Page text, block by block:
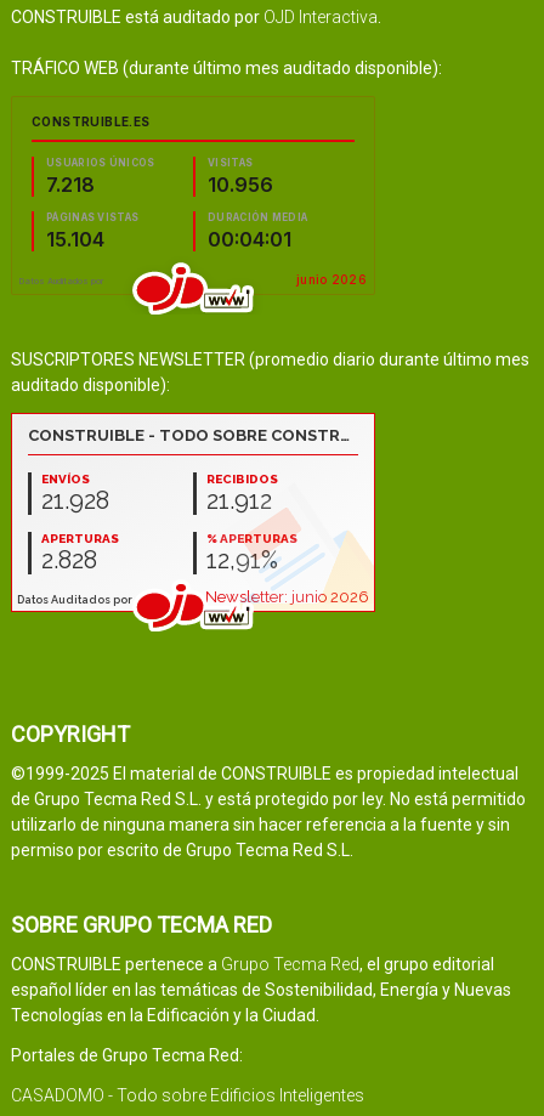
CONSTRUIBLE está auditado por OJD Interactiva
TRÁFICO WEB (durante último mes auditado disponible):
SUSCRIPTORES NEWSLETTER (promedio diario durante último mes
auditado disponible):
COPYRIGHT
©1999-2025 El material de CONSTRUIBLE es propiedad intelectual
de Grupo Tecma Red S.L. y está protegido por ley. No está permitido
utilizarlo de ninguna manera sin hacer referencia a la fuente y sin
permiso por escrito de Grupo Tecma Red S.L.
SOBRE GRUPO TECMA RED
CONSTRUIBLE pertenece a Grupo Tecma Red, el grupo editorial
español líder en las temáticas de Sostenibilidad, Energía y Nuevas
Tecnologías en la Edificación y la Ciudad.
Portales de Grupo Tecma Red:
CASADOMO - Todo sobre Edificios Inteligentes